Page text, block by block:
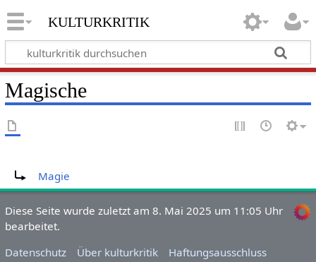
kulturkritik
Magische
Magie
Diese Seite wurde zuletzt am 8. Mai 2025 um 11:05 Uhr
bearbeitet.
Datenschutz
Über kulturkritik Haftungsausschluss